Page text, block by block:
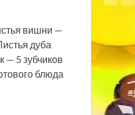
вишни —
дуба
— 5 зубчиков
блюда